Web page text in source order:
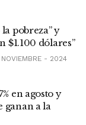
pobreza” y
$1.100 dólares”
NOVIEMBRE - 2024
en agosto y
ganan a la